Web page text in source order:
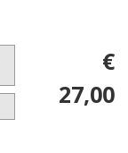
€
27,00